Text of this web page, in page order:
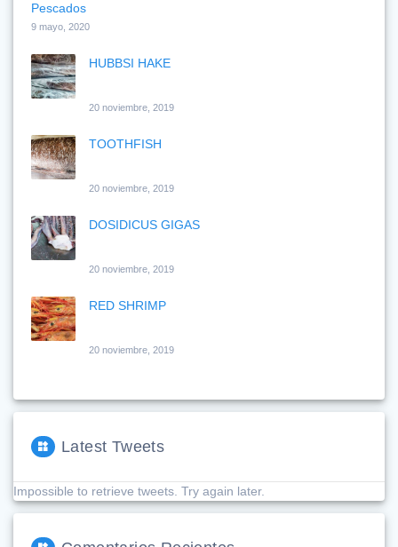
Pescados
9 mayo, 2020
HUBBSI HAKE
20 noviembre, 2019
TOOTHFISH
20 noviembre, 2019
DOSIDICUS GIGAS
20 noviembre, 2019
RED SHRIMP
20 noviembre, 2019
Latest Tweets
Impossible to retrieve tweets. Try again later.